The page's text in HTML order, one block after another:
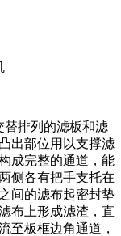
替排列的滤板和滤
出部位用以支撑滤
成完整的通道，能
侧各有把手支托在
间的滤布起密封垫
布上形成滤渣，直
至板框边角通道，